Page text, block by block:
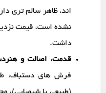
اند، ظاهر سالم تری
نشده است، قیمت
داشت.
قدمت، اصالت و
فرش های دستباف،